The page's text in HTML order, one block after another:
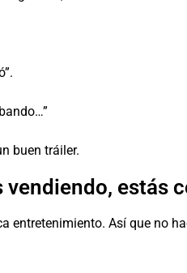
buen tráiler.
vendiendo, estás
entretenimiento. Así que no